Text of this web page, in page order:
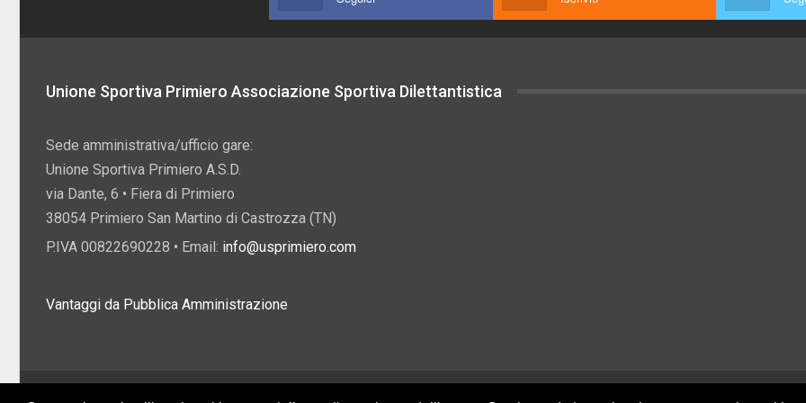
Unione Sportiva Primiero Associazione Sportiva Dilettantistica
Sede amministrativa/ufficio gare:
Unione Sportiva Primiero A.S.D.
via Dante, 6 • Fiera di Primiero
38054 Primiero San Martino di Castrozza (TN)
P.IVA 00822690228 • Email: info@usprimiero.com
Vantaggi da Pubblica Amministrazione